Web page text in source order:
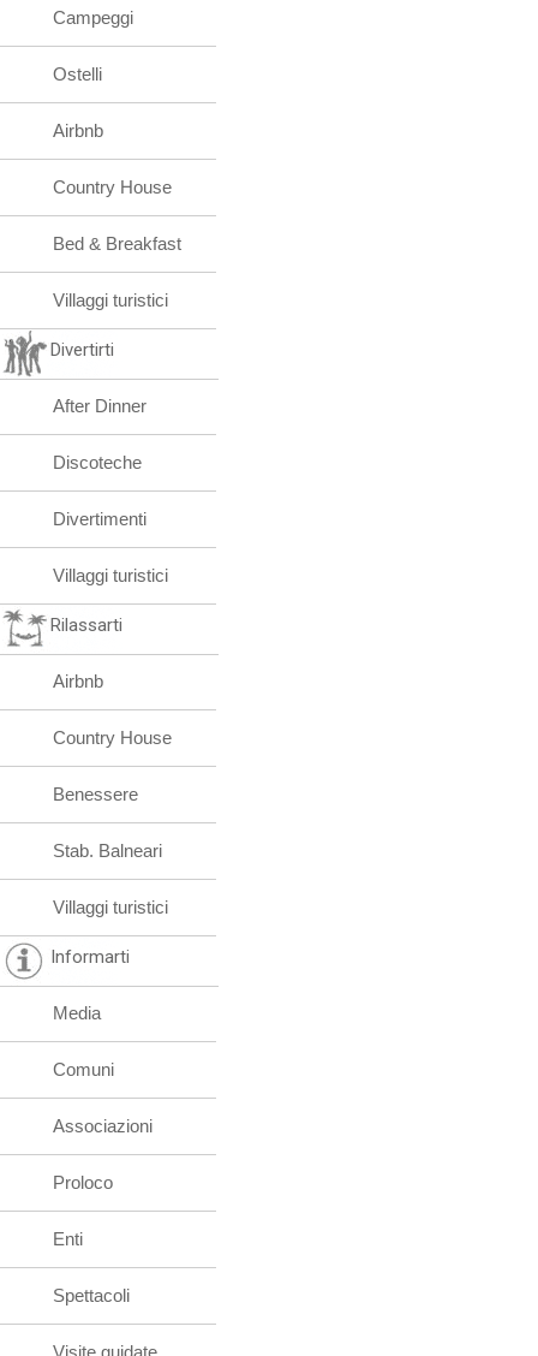
Campeggi
Ostelli
Airbnb
Country House
Bed & Breakfast
Villaggi turistici
Divertirti
After Dinner
Discoteche
Divertimenti
Villaggi turistici
Rilassarti
Airbnb
Country House
Benessere
Stab. Balneari
Villaggi turistici
Informarti
Media
Comuni
Associazioni
Proloco
Enti
Spettacoli
Visite guidate